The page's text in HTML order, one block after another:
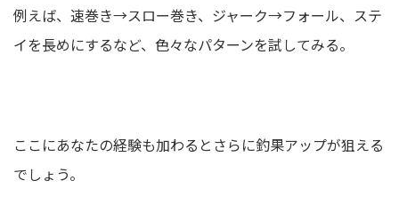
例えば、速巻き→スロー巻き、ジャーク→フォール、ステ
イを長めにするなど、色々なパターンを試してみる。
ここにあなたの経験も加わるとさらに釣果アップが狙える
でしょう。